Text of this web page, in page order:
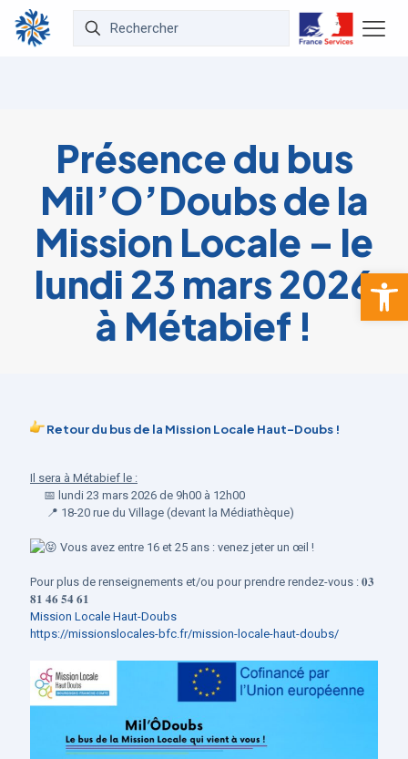
Ouvrir
Présence du bus
Mil’O’Doubs de la
Mission Locale – le
lundi 23 mars 2026
à Métabief !
Retour du bus de la Mission Locale Haut-Doubs !
Il sera à Métabief le :
📅 lundi 23 mars 2026 de 9h00 à 12h00
📍 18-20 rue du Village (devant la Médiathèque)
Vous avez entre 16 et 25 ans : venez jeter un œil !
Pour plus de renseignements et/ou pour prendre rendez-vous : 𝟎𝟑
𝟖𝟏 𝟒𝟔 𝟓𝟒 𝟔𝟏
Mission Locale Haut-Doubs
https://missionslocales-bfc.fr/mission-locale-haut-doubs/